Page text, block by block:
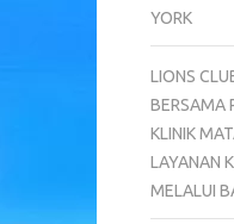
YORK
LIONS
BERSAMA
KLINIK
LAYANAN
MELALUI